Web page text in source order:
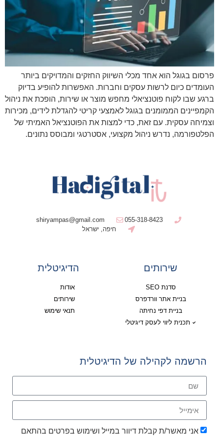
פרסום בגוגל הוא אחד מכלי השיווק החזקים והמדויקים ביותר
העומדים כיום לרשות עסקים וחברות. האפשרות להופיע בדיוק
ברגע שבו לקוח פוטנציאלי מחפש מוצר או שירות, הופכת את ניהול
הקמפיינים הממומנים בגוגל לאמצעי קריטי להגדלת לידים, מכירות
וצמיחה עסקית. עם זאת, כדי למצות את הפוטנציאל האמיתי של
הפלטפורמה, נדרש ניהול מקצועי, אסטרטגי ומבוסס נתונים.
055-318-8423
shiryampas@gmail.com
חיפה, ישראל
שירותים
סדנת SEO
בניית אתר וורדפרס
בניית דפי נחיתה
תכנית ליווי לעסק דיגיטלי
הדיגיטלית
אודות
שירותים
תנאי שימוש
הרשמה לקהילה של הדיגיטלית
אני מאשר/ת קבלת דיוור במייל ושימוש בפרטים בהתאם